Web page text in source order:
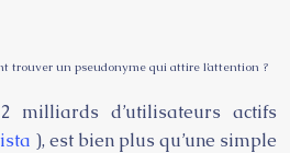
trouver un pseudonyme qui attire l’attention ?
milliards d’utilisateurs actifs
), est bien plus qu’une simple